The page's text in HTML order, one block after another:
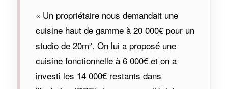
« Un propriétaire nous demandait une
cuisine haut de gamme à 20 000€ pour un
studio de 20m². On lui a proposé une
cuisine fonctionnelle à 6 000€ et on a
investi les 14 000€ restants dans